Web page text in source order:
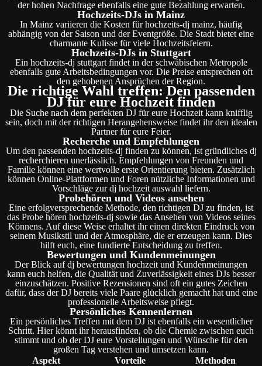
der hohen Nachfrage ebenfalls eine gute Bezahlung erwarten.
Hochzeits-DJs in Mainz
In Mainz variieren die Kosten für hochzeits-dj mainz, häufig
abhängig von der Saison und der Eventgröße. Die Stadt bietet eine
charmante Kulisse für viele Hochzeitsfeiern.
Hochzeits-DJs in Stuttgart
Ein hochzeits-dj stuttgart findet in der schwäbischen Metropole
ebenfalls gute Arbeitsbedingungen vor. Die Preise entsprechen oft
den gehobenen Ansprüchen der Region.
Die richtige Wahl treffen: Den passenden
DJ für eure Hochzeit finden
Die Suche nach dem perfekten DJ für eure Hochzeit kann knifflig
sein, doch mit der richtigen Herangehensweise findet ihr den idealen
Partner für eure Feier.
Recherche und Empfehlungen
Um den passenden hochzeits-dj finden zu können, ist gründliches dj
recherchieren unerlässlich. Empfehlungen von Freunden und
Familie können eine wertvolle erste Orientierung bieten. Zusätzlich
können Online-Plattformen und Foren nützliche Informationen und
Vorschläge zur dj hochzeit auswahl liefern.
Probehören und Videos ansehen
Eine erfolgversprechende Methode, den richtigen DJ zu finden, ist
das Probe hören hochzeits-dj sowie das Ansehen von Videos seines
Könnens. Auf diese Weise erhaltet ihr einen direkten Eindruck von
seinem Musikstil und der Atmosphäre, die er erzeugen kann. Dies
hilft euch, eine fundierte Entscheidung zu treffen.
Bewertungen und Kundenmeinungen
Der Blick auf dj bewertungen hochzeit und Kundenmeinungen
kann euch helfen, die Qualität und Zuverlässigkeit eines DJs besser
einzuschätzen. Positive Rezensionen sind oft ein gutes Zeichen
dafür, dass der DJ bereits viele Paare glücklich gemacht hat und eine
professionelle Arbeitsweise pflegt.
Persönliches Kennenlernen
Ein persönliches Treffen mit dem DJ ist ebenfalls ein wesentlicher
Schritt. Hier könnt ihr herausfinden, ob die Chemie zwischen euch
stimmt und ob der DJ eure Vorstellungen und Wünsche für den
großen Tag verstehen und umsetzen kann.
Aspekt
Vorteile
Methoden